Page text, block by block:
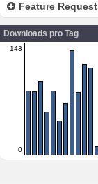
Feature Request
Downloads pro Tag
143
0